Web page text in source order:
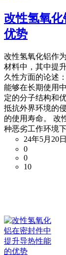
改性氢氧
优势
改性氢氧化铝作
材料中，其中提
久性方面的论述
能够在长期使用
定的分子结构和
抵抗外界环境的
的使用寿命。 改
种恶劣工作环境
24年5月20日
0
0
10